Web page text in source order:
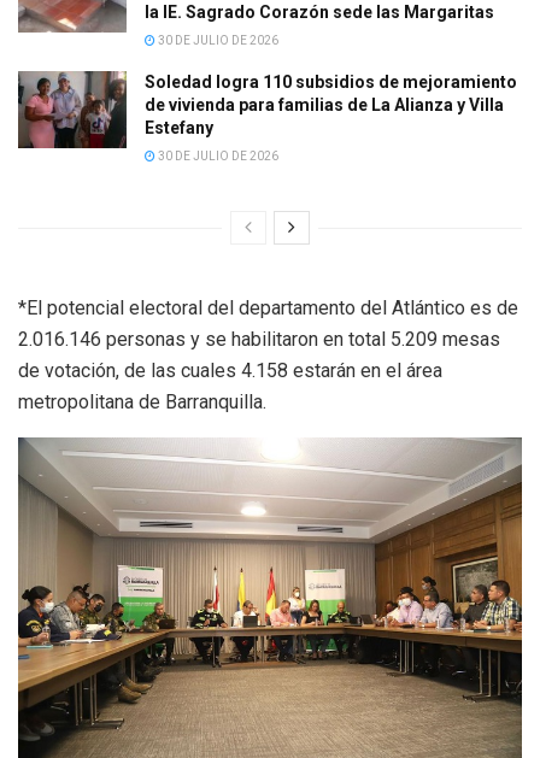
la IE. Sagrado Corazón sede las Margaritas
30 DE JULIO DE 2026
Soledad logra 110 subsidios de mejoramiento
de vivienda para familias de La Alianza y Villa
Estefany
30 DE JULIO DE 2026
*El potencial electoral del departamento del Atlántico es de
2.016.146 personas y se habilitaron en total 5.209 mesas
de votación, de las cuales 4.158 estarán en el área
metropolitana de Barranquilla.